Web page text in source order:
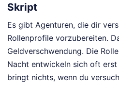
Skript
Es gibt Agenturen, die dir
Rollenprofile vorzubereiten.
Geldverschwendung. Die
Nacht entwickeln sich oft
bringt nichts, wenn du